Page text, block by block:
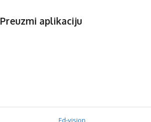
Preuzmi aplikaciju
Ed-vision